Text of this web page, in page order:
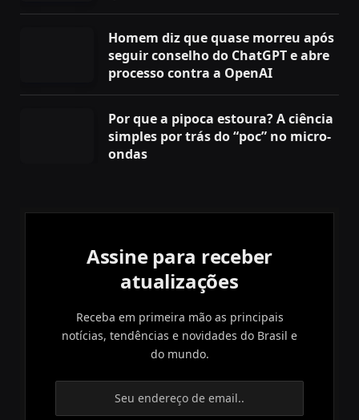
Homem diz que quase morreu após
seguir conselho do ChatGPT e abre
processo contra a OpenAI
Por que a pipoca estoura? A ciência
simples por trás do “poc” no micro-
ondas
Assine para receber
atualizações
Receba em primeira mão as principais
notícias, tendências e novidades do Brasil e
do mundo.